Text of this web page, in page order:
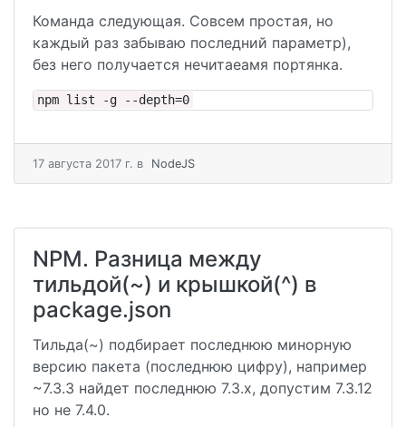
Команда следующая. Совсем простая, но
каждый раз забываю последний параметр),
без него получается нечитаеамя портянка.
npm list -g --depth=0
17 августа 2017 г. в NodeJS
NPM. Разница между
тильдой(~) и крышкой(^) в
package.json
Тильда(~) подбирает последнюю минорную
версию пакета (последнюю цифру), например
~7.3.3 найдет последнюю 7.3.x, допустим 7.3.12
но не 7.4.0.